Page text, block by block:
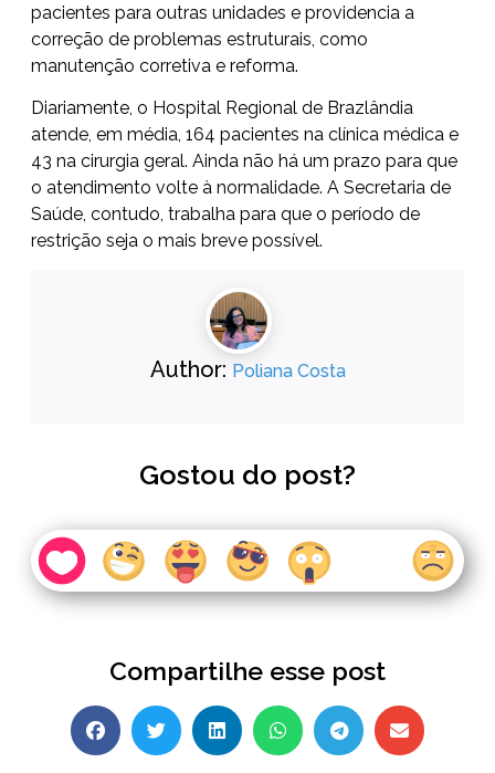
pacientes para outras unidades e providencia a
correção de problemas estruturais, como
manutenção corretiva e reforma.
Diariamente, o Hospital Regional de Brazlândia
atende, em média, 164 pacientes na clínica médica e
43 na cirurgia geral. Ainda não há um prazo para que
o atendimento volte à normalidade. A Secretaria de
Saúde, contudo, trabalha para que o período de
restrição seja o mais breve possível.
Author: Poliana Costa
Gostou do post?
Compartilhe esse post